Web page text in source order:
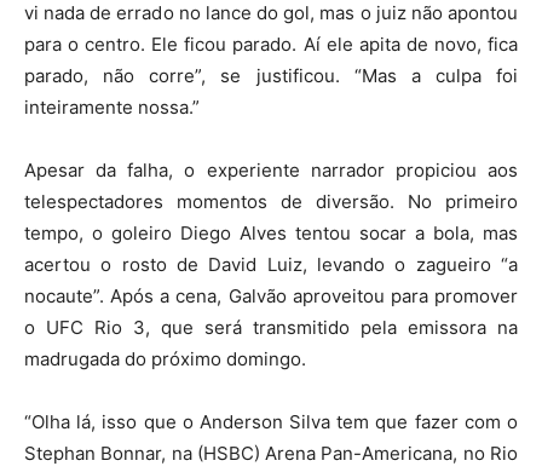
vi nada de errado no lance do gol, mas o juiz não apontou
para o centro. Ele ficou parado. Aí ele apita de novo, fica
parado, não corre”, se justificou. “Mas a culpa foi
inteiramente nossa.”
Apesar da falha, o experiente narrador propiciou aos
telespectadores momentos de diversão. No primeiro
tempo, o goleiro Diego Alves tentou socar a bola, mas
acertou o rosto de David Luiz, levando o zagueiro “a
nocaute”. Após a cena, Galvão aproveitou para promover
o UFC Rio 3, que será transmitido pela emissora na
madrugada do próximo domingo.
“Olha lá, isso que o Anderson Silva tem que fazer com o
Stephan Bonnar, na (HSBC) Arena Pan-Americana, no Rio